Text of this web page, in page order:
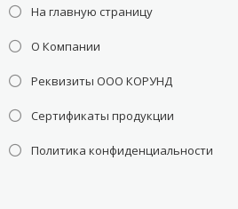
На главную страницу
О Компании
Реквизиты ООО КОРУНД
Сертификаты продукции
Политика конфиденциальности